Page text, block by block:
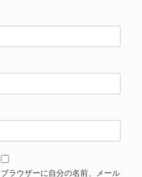
ラウザーに自分の名前、メール